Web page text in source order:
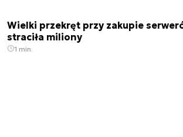
Wielki przekręt przy zakupie
straciła miliony
1 min.